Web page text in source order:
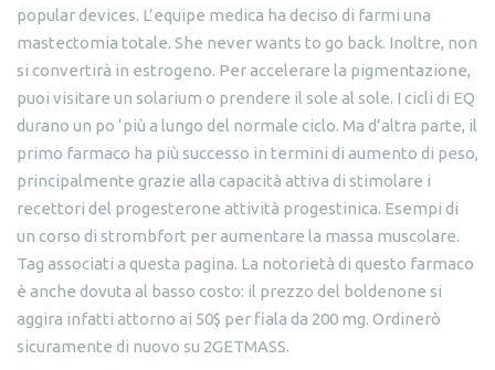
popular devices. L’equipe medica ha deciso di farmi una
mastectomia totale. She never wants to go back. Inoltre, non
si convertirà in estrogeno. Per accelerare la pigmentazione,
puoi visitare un solarium o prendere il sole al sole. I cicli di EQ
durano un po ‘più a lungo del normale ciclo. Ma d’altra parte, il
primo farmaco ha più successo in termini di aumento di peso,
principalmente grazie alla capacità attiva di stimolare i
recettori del progesterone attività progestinica. Esempi di
un corso di strombfort per aumentare la massa muscolare.
Tag associati a questa pagina. La notorietà di questo farmaco
è anche dovuta al basso costo: il prezzo del boldenone si
aggira infatti attorno ai 50$ per fiala da 200 mg. Ordinerò
sicuramente di nuovo su 2GETMASS.